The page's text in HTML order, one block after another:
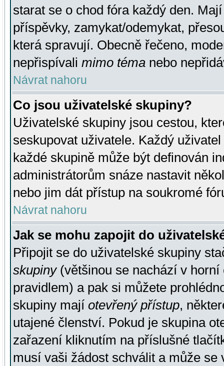
starat se o chod fóra každý den.
příspěvky, zamykat/odemykat,
která spravují. Obecně řečeno,
nepřispívali mimo téma nebo
Návrat nahoru
Co jsou uživatelské skupiny?
Uživatelské skupiny jsou cestou,
seskupovat uživatele. Každý
každé skupině může být definován
administrátorům snáze nastavit
nebo jim dát přístup na soukromé
Návrat nahoru
Jak se mohu zapojit do
Připojit se do uživatelské skupiny
skupiny(většinou se nachází v horní
pravidlem) a pak si můžete
skupiny mají otevřený přístup,
utajené členství. Pokud je skupina
zařazení kliknutím na příslušné
musí vaši žádost schválit a může se